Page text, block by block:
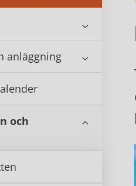
anläggning
och